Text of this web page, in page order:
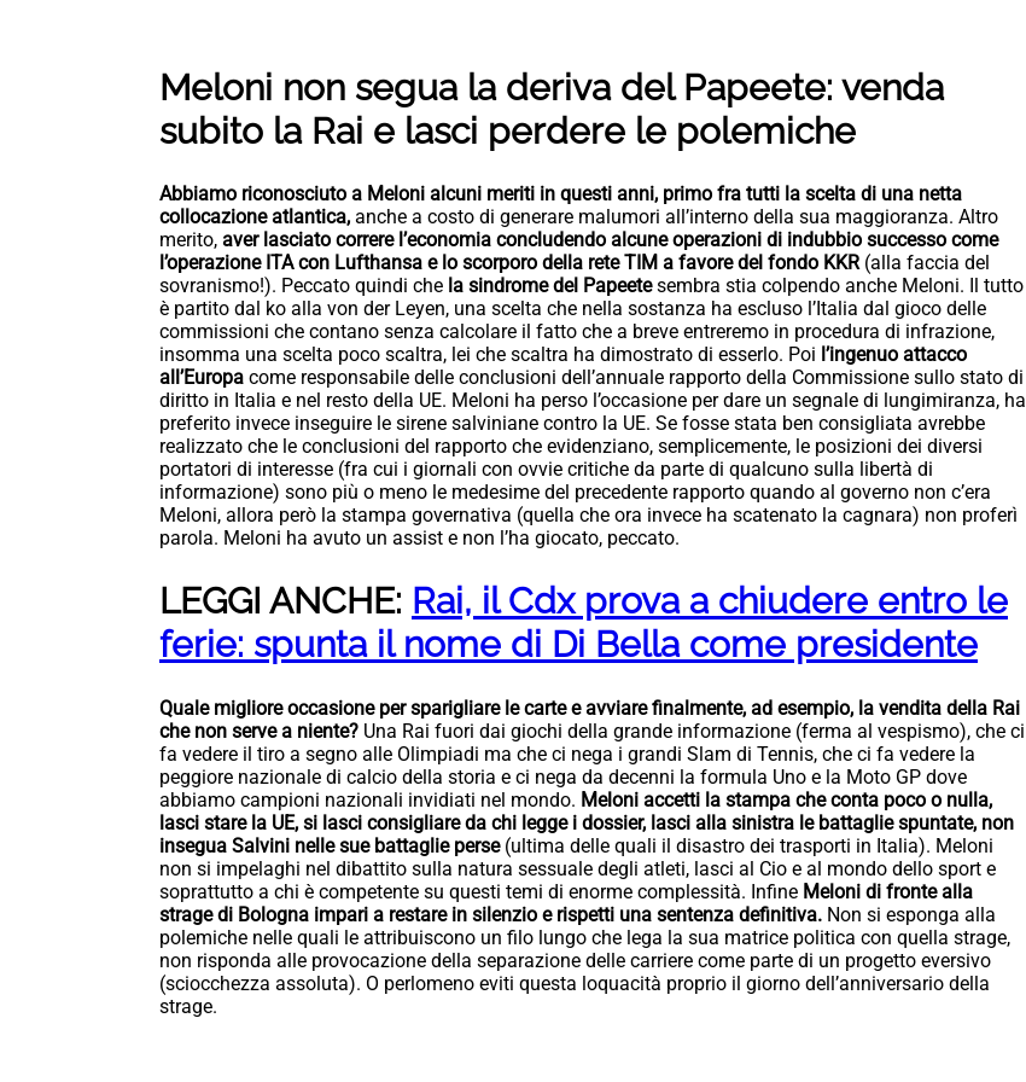
Meloni non segua la deriva del Papeete: venda
subito la Rai e lasci perdere le polemiche
Abbiamo riconosciuto a Meloni alcuni meriti in questi anni, primo fra tutti la scelta di una netta
collocazione atlantica, anche a costo di generare malumori all’interno della sua maggioranza. Altro
merito, aver lasciato correre l’economia concludendo alcune operazioni di indubbio successo come
l’operazione ITA con Lufthansa e lo scorporo della rete TIM a favore del fondo KKR(alla faccia del
sovranismo!). Peccato quindi che la sindrome del Papeetesembra stia colpendo anche Meloni. Il tutto
è partito dal ko alla von der Leyen, una scelta che nella sostanza ha escluso l’Italia dal gioco delle
commissioni che contano senza calcolare il fatto che a breve entreremo in procedura di infrazione,
insomma una scelta poco scaltra, lei che scaltra ha dimostrato di esserlo. Poi l’ingenuo attacco
all’Europa come responsabile delle conclusioni dell’annuale rapporto della Commissione sullo stato di
diritto in Italia e nel resto della UE. Meloni ha perso l’occasione per dare un segnale di lungimiranza, ha
preferito invece inseguire le sirene salviniane contro la UE. Se fosse stata ben consigliata avrebbe
realizzato che le conclusioni del rapporto che evidenziano, semplicemente, le posizioni dei diversi
portatori di interesse (fra cui i giornali con ovvie critiche da parte di qualcuno sulla libertà di
informazione) sono più o meno le medesime del precedente rapporto quando al governo non c’era
Meloni, allora però la stampa governativa (quella che ora invece ha scatenato la cagnara) non proferì
parola. Meloni ha avuto un assist e non l’ha giocato, peccato.
LEGGI ANCHE: Rai, il Cdx prova a chiudere entro le
ferie: spunta il nome di Di Bella come presidente
Quale migliore occasione per sparigliare le carte e avviare finalmente, ad esempio, la vendita della Rai
che non serve a niente? Una Rai fuori dai giochi della grande informazione (ferma al vespismo), che ci
fa vedere il tiro a segno alle Olimpiadi ma che ci nega i grandi Slam di Tennis, che ci fa vedere la
peggiore nazionale di calcio della storia e ci nega da decenni la formula Uno e la Moto GP dove
abbiamo campioni nazionali invidiati nel mondo. Meloni accetti la stampa che conta poco o nulla,
lasci stare la UE, si lasci consigliare da chi legge i dossier, lasci alla sinistra le battaglie spuntate, non
insegua Salvini nelle sue battaglie perse (ultima delle quali il disastro dei trasporti in Italia). Meloni
non si impelaghi nel dibattito sulla natura sessuale degli atleti, lasci al Cio e al mondo dello sport e
soprattutto a chi è competente su questi temi di enorme complessità. Infine Meloni di fronte alla
strage di Bologna impari a restare in silenzio e rispetti una sentenza definitiva. Non si esponga alla
polemiche nelle quali le attribuiscono un filo lungo che lega la sua matrice politica con quella strage,
non risponda alle provocazione della separazione delle carriere come parte di un progetto eversivo
(sciocchezza assoluta). O perlomeno eviti questa loquacità proprio il giorno dell’anniversario della
strage.